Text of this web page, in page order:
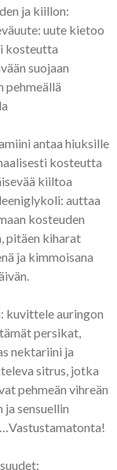
ja kiillon:
uute kietoo
kosteutta
suojaan
pehmeällä
antaa hiuksille
kosteutta
kiiltoa
auttaa
kosteuden
pitäen kiharat
ja kimmoisana
kuvittele auringon
persikat,
nektariini ja
sitrus, jotka
pehmeän vihreän
ja sensuellin